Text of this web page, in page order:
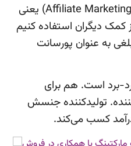
سیستم همکاری در فروش (Affiliate Marketing) یعنی
دیگران استفاده کنیم
به عنوان پورسانت
برد است. هم برای
تولیدکننده جنسش
کسب می‌کند.